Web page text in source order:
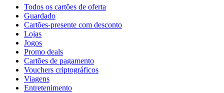
Todos os cartões de oferta
Guardado
Cartões-presente com desconto
Lojas
Jogos
Promo deals
Cartões de pagamento
Vouchers criptográficos
Viagens
Entretenimento